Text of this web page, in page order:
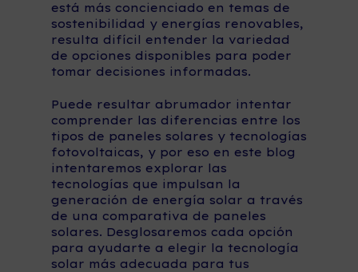
está más concienciado en temas de
sostenibilidad y energías renovables,
resulta difícil entender la variedad
de opciones disponibles para poder
tomar decisiones informadas.
Puede resultar abrumador intentar
comprender las diferencias entre los
tipos de paneles solares y tecnologías
fotovoltaicas, y por eso en este blog
intentaremos explorar las
tecnologías que impulsan la
generación de energía solar a través
de una comparativa de paneles
solares. Desglosaremos cada opción
para ayudarte a elegir la tecnología
solar más adecuada para tus